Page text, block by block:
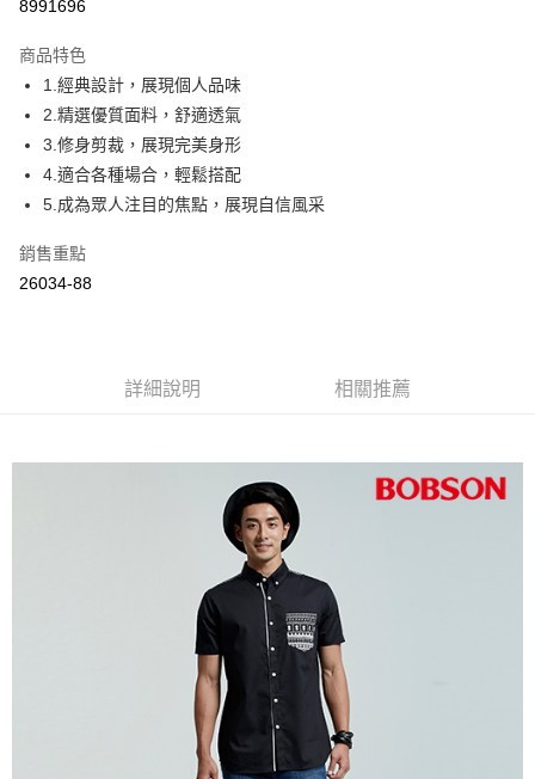
運送方式
付款後全家取貨
每筆NT$60，滿NT$1,000(含以上)免運費
付款後萊爾富取貨
每筆NT$60，滿NT$1,000(含以上)免運費
付款後7-11取貨
每筆NT$80，滿NT$1,500(含以上)免運費
8991696
商品特色
1.經典設計，展現個人品味
2.精選優質面料，舒適透氣
3.修身剪裁，展現完美身形
4.適合各種場合，輕鬆搭配
5.成為眾人注目的焦點，展現自信風采
銷售重點
26034-88
詳細說明 相關推薦